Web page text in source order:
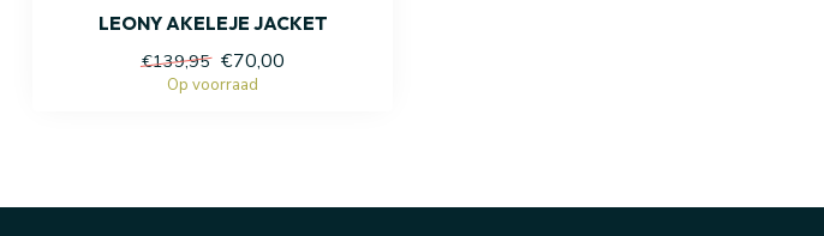
LEONY AKELEJE JACKET
€139,95 €70,00
Op voorraad